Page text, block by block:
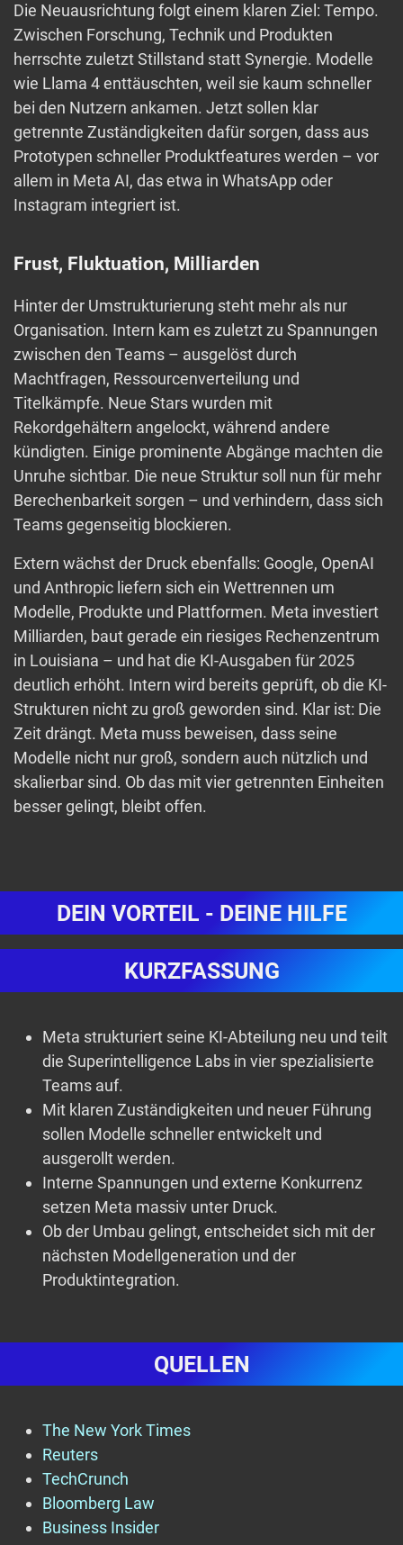
Die Neuausrichtung folgt einem klaren Ziel: Tempo.
Zwischen Forschung, Technik und Produkten
herrschte zuletzt Stillstand statt Synergie. Modelle
wie Llama 4 enttäuschten, weil sie kaum schneller
bei den Nutzern ankamen. Jetzt sollen klar
getrennte Zuständigkeiten dafür sorgen, dass aus
Prototypen schneller Produktfeatures werden – vor
allem in Meta AI, das etwa in WhatsApp oder
Instagram integriert ist.
Frust, Fluktuation, Milliarden
Hinter der Umstrukturierung steht mehr als nur
Organisation. Intern kam es zuletzt zu Spannungen
zwischen den Teams – ausgelöst durch
Machtfragen, Ressourcenverteilung und
Titelkämpfe. Neue Stars wurden mit
Rekordgehältern angelockt, während andere
kündigten. Einige prominente Abgänge machten die
Unruhe sichtbar. Die neue Struktur soll nun für mehr
Berechenbarkeit sorgen – und verhindern, dass sich
Teams gegenseitig blockieren.
Extern wächst der Druck ebenfalls: Google, OpenAI
und Anthropic liefern sich ein Wettrennen um
Modelle, Produkte und Plattformen. Meta investiert
Milliarden, baut gerade ein riesiges Rechenzentrum
in Louisiana – und hat die KI-Ausgaben für 2025
deutlich erhöht. Intern wird bereits geprüft, ob die KI-
Strukturen nicht zu groß geworden sind. Klar ist: Die
Zeit drängt. Meta muss beweisen, dass seine
Modelle nicht nur groß, sondern auch nützlich und
skalierbar sind. Ob das mit vier getrennten Einheiten
besser gelingt, bleibt offen.
DEIN VORTEIL - DEINE HILFE
KURZFASSUNG
Meta strukturiert seine KI-Abteilung neu und teilt
die Superintelligence Labs in vier spezialisierte
Teams auf.
Mit klaren Zuständigkeiten und neuer Führung
sollen Modelle schneller entwickelt und
ausgerollt werden.
Interne Spannungen und externe Konkurrenz
setzen Meta massiv unter Druck.
Ob der Umbau gelingt, entscheidet sich mit der
nächsten Modellgeneration und der
Produktintegration.
QUELLEN
The New York Times
Reuters
TechCrunch
Bloomberg Law
Business Insider